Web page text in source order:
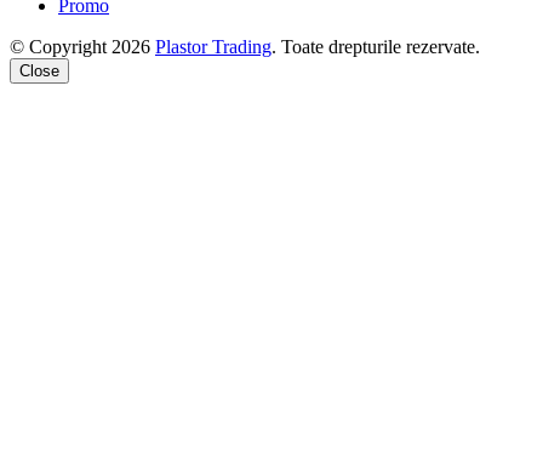
Promo
© Copyright 2026 Plastor Trading. Toate drepturile rezervate.
Close